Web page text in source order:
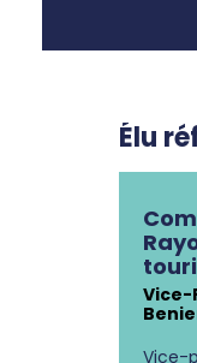
Élu
Vice-
Vice-